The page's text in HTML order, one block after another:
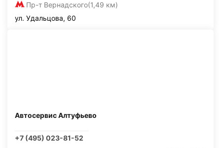
Пр-т Вернадского(1,49 км)
ул. Удальцова, 60
Автосервис Алтуфьево
+7 (495) 023-81-52